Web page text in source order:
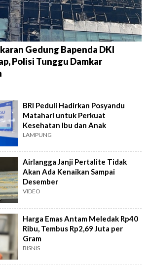
Gedung Bapenda DKI
Polisi Tunggu Damkar
BRI Peduli Hadirkan Posyandu
Matahari untuk Perkuat
Kesehatan Ibu dan Anak
LAMPUNG
Airlangga Janji Pertalite Tidak
Akan Ada Kenaikan Sampai
Desember
VIDEO
Harga Emas Antam Meledak Rp40
Ribu, Tembus Rp2,69 Juta per
Gram
BISNIS